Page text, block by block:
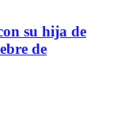
su hija de
de